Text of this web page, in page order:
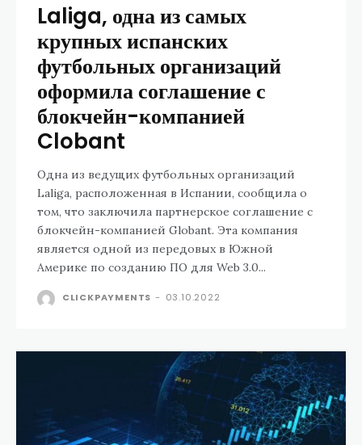
Laliga, одна из самых
крупных испанских
футбольных организаций
оформила соглашение с
блокчейн-компанией
Clobant
Одна из ведущих футбольных организаций
Laliga, расположенная в Испании, сообщила о
том, что заключила партнерское соглашение с
блокчейн-компанией Globant. Эта компания
является одной из передовых в Южной
Америке по созданию ПО для Web 3.0...
CLICKPAYMENTS - 03.10.2022